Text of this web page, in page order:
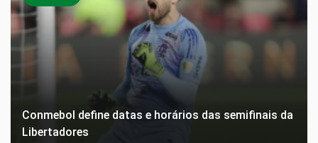
Conmebol define datas e horários das semifinais da
Libertadores